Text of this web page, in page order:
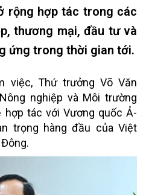
rộng hợp tác trong các
thương mại, đầu tư và
ứng trong thời gian tới.
việc, Thứ trưởng Võ Văn
nghiệp và Môi trường
hợp tác với Vương quốc Ả-
trọng hàng đầu của Việt